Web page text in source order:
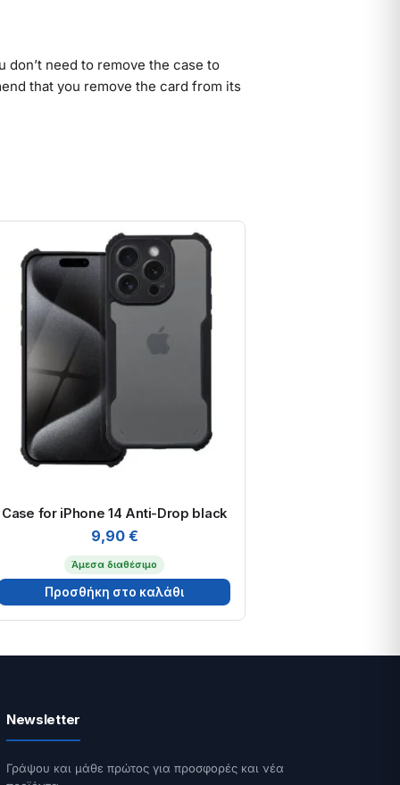
need to remove the case to
that you remove the card from its
Case for iPhone 14 Anti-Drop black
9,90 €
Άμεσα διαθέσιμο
Προσθήκη στο καλάθι
Newsletter
Γράψου και μάθε πρώτος για προσφορές και νέα